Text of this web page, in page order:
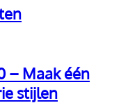
– Maak één
stijlen